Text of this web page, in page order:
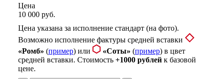
Цена
10 000 руб.
Цена указана за исполнение стандарт (на фото).
Возможно исполнение фактуры средней вставки
«Ромб» (пример) или «Соты» (пример) в цвет
средней вставки. Стоимость +1000 рублейк базовой
цене.